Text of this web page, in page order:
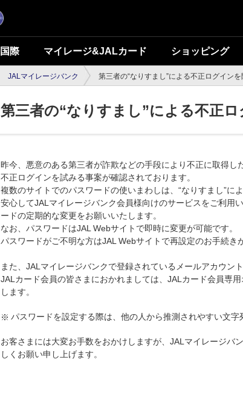
国際 マイレージ&JALカード ショッピング
JALマイレージバンク 第三者の“なりすまし”による不正ログイン
第三者の“なりすまし”による不正
昨今、悪意のある第三者が詐欺などの手段により不正に取得
不正ログインを試みる事案が確認されております。
複数のサイトでのパスワードの使いまわしは、“なりすまし”に
安心してJALマイレージバンク会員様向けのサービスをご利用
ードの定期的な変更をお願いいたします。
なお、パスワードはJAL Webサイトで即時に変更が可能です。
パスワードがご不明な方はJAL Webサイトで再設定のお手続き
また、JALマイレージバンクで登録されているメールアカウン
JALカード会員の皆さまにおかれましては、JALカード会員専
します。
パスワードを設定する際は、他の人から推測されやすい文
お客さまには大変お手数をおかけしますが、JALマイレージバ
しくお願い申し上げます。